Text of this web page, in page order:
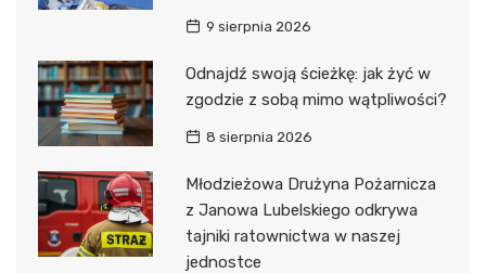
9 sierpnia 2026
Odnajdź swoją ścieżkę: jak żyć w
zgodzie z sobą mimo wątpliwości?
8 sierpnia 2026
Młodzieżowa Drużyna Pożarnicza
z Janowa Lubelskiego odkrywa
tajniki ratownictwa w naszej
jednostce